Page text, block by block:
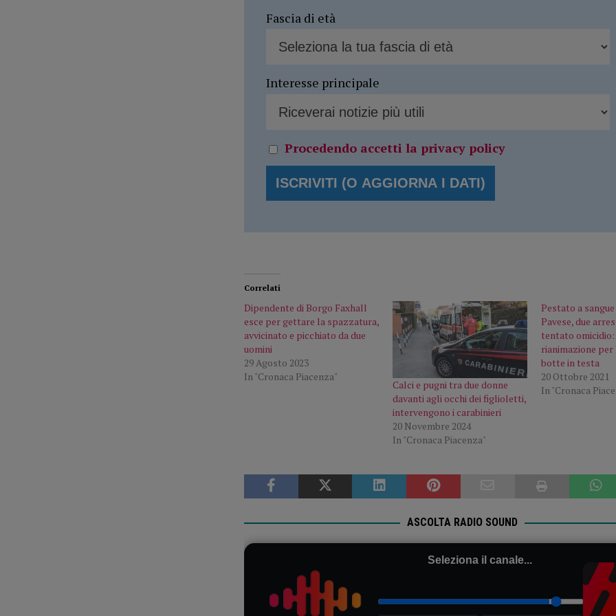
Fascia di età
Interesse principale
Procedendo accetti la privacy policy
Correlati
Dipendente di Borgo Faxhall
esce per gettare la spazzatura,
avvicinato e picchiato da due
uomini
29 Agosto 2023
In "Cronaca Piacenza"
Calci e pugni tra due donne
davanti agli occhi dei figlioletti,
intervengono i carabinieri
20 Novembre 2024
In "Cronaca Piacenza"
Pestato a
Pavese, due
tentato omicidio:
rianimazione
botte in testa
20 Ottobre 2021
In "Cronaca
ASCOLTA RADIO SOUND
Seleziona il canale...